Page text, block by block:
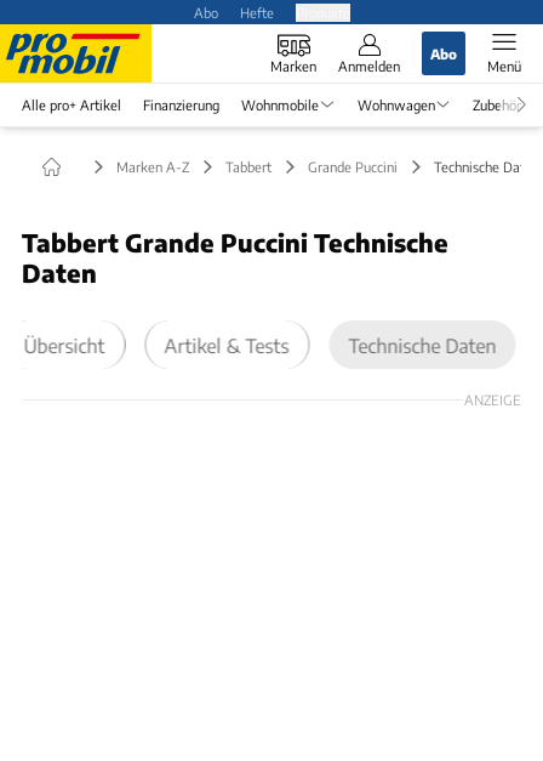
Abo Hefte
Marken Anmelden
Abo
Menü
Alle pro+ Artikel Finanzierung Wohnmobile Wohnwagen Zubehör
Marken A-Z Tabbert Grande Puccini Technische Daten
Tabbert Grande Puccini Technische
Daten
Übersicht Artikel & Tests Technische Daten
ANZEIGE